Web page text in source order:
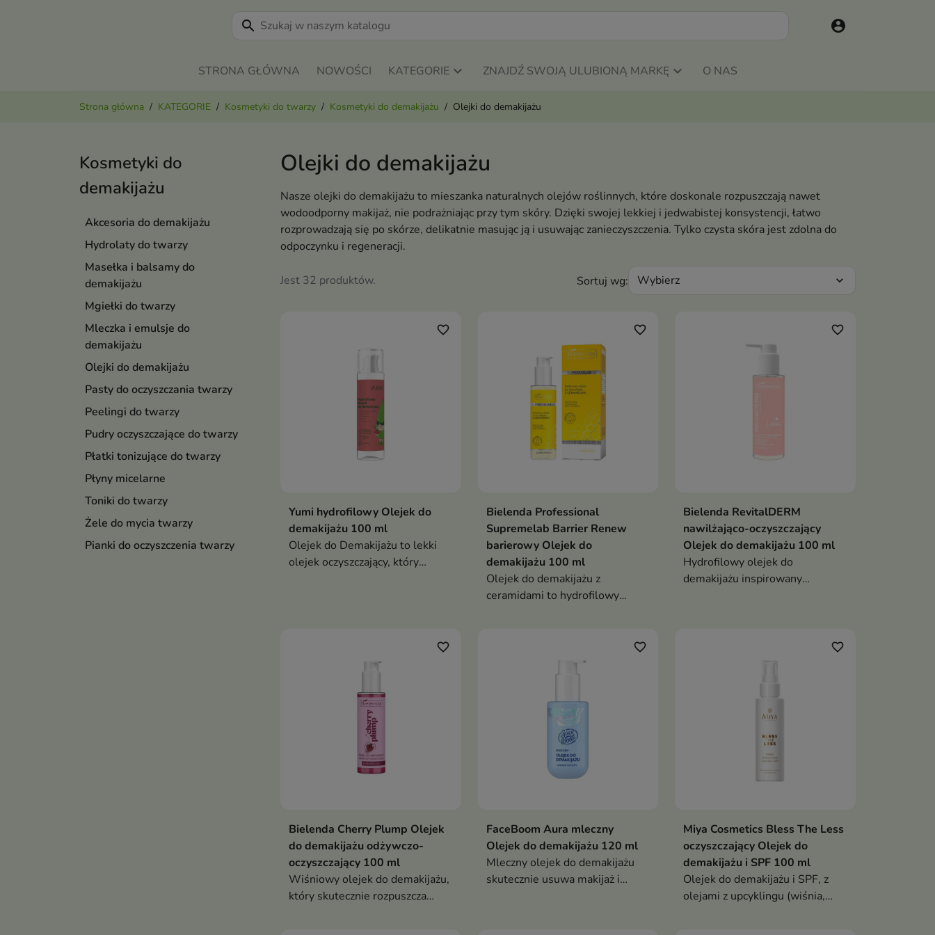
search account_circle
STRONA GŁÓWNA NOWOŚCI KATEGORIE ZNAJDŹ SWOJĄ ULUBIONĄ MARKĘ O NAS
Strona główna KATEGORIE Kosmetyki do twarzy Kosmetyki do demakijażu Olejki do demakijażu
Kosmetyki do
demakijażu
Akcesoria do demakijażu
Hydrolaty do twarzy
Masełka i balsamy do
demakijażu
Mgiełki do twarzy
Mleczka i emulsje do
demakijażu
Olejki do demakijażu
Pasty do oczyszczania twarzy
Peelingi do twarzy
Pudry oczyszczające do twarzy
Płatki tonizujące do twarzy
Płyny micelarne
Toniki do twarzy
Żele do mycia twarzy
Pianki do oczyszczenia twarzy
Olejki do demakijażu
Nasze olejki do demakijażu to mieszanka naturalnych olejów roślinnych, które doskonale rozpuszczają nawet
wodoodporny makijaż, nie podrażniając przy tym skóry. Dzięki swojej lekkiej i jedwabistej konsystencji, łatwo
rozprowadzają się po skórze, delikatnie masując ją i usuwając zanieczyszczenia. Tylko czysta skóra jest zdolna do
odpoczynku i regeneracji.
Jest 32 produktów. Sortuj wg: Wybierz expand_more
favorite_border
Yumi hydrofilowy Olejek do
demakijażu 100 ml
Olejek do Demakijażu to lekki
olejek oczyszczający, który
favorite_border
Bielenda Professional
Supremelab Barrier Renew
barierowy Olejek do
demakijażu 100 ml
Olejek do demakijażu z
ceramidami to hydrofilowy
chroniąc i wzmacniając barierę
favorite_border
Bielenda RevitalDERM
nawilżająco-oczyszczający
Olejek do demakijażu 100 ml
Hydrofilowy olejek do
demakijażu inspirowany
ryżowemu, ceramidom i olejowi
favorite_border
Bielenda Cherry Plump Olejek
do demakijażu odżywczo-
oczyszczający 100 ml
Wiśniowy olejek do demakijażu,
który skutecznie rozpuszcza
favorite_border
FaceBoom Aura mleczny
Olejek do demakijażu 120 ml
Mleczny olejek do demakijażu
skutecznie usuwa makijaż i
favorite_border
Miya Cosmetics Bless The Less
oczyszczający Olejek do
demakijażu i SPF 100 ml
Olejek do demakijażu i SPF, z
olejami z upcyklingu (wiśnia,